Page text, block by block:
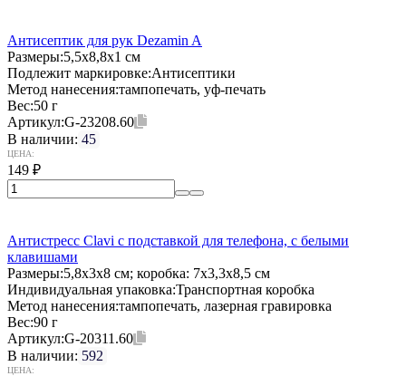
Антисептик для рук Dezamin A
Размеры:5,5х8,8х1 см
Подлежит маркировке:Антисептики
Метод нанесения:тампопечать, уф-печать
Вес:50 г
Артикул:G-23208.60
В наличии: 45
ЦЕНА:
149 ₽
Антистресс Clavi с подставкой для телефона, с белыми
клавишами
Размеры:5,8х3х8 см; коробка: 7x3,3x8,5 см
Индивидуальная упаковка:Транспортная коробка
Метод нанесения:тампопечать, лазерная гравировка
Вес:90 г
Артикул:G-20311.60
В наличии: 592
ЦЕНА: